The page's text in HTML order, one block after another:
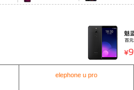
elephone u pro